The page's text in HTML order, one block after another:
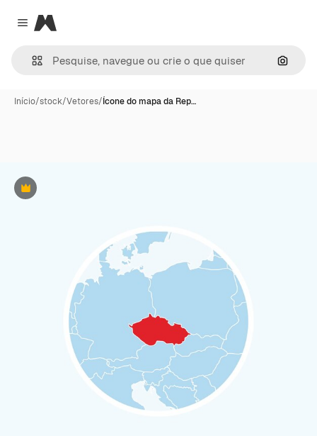
Close menu
Magnific
Início/stock/Vetores/Ícone do mapa da Rep…
Premium